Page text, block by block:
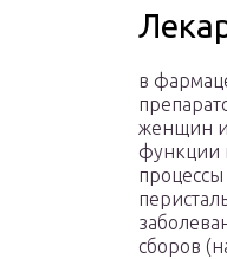
в
женщин и
функции
сборов